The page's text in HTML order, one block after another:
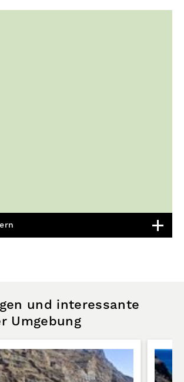
und interessante
Umgebung